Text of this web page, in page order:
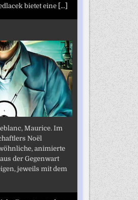
bietet eine [...]
Maurice. Im
Noël
animierte
der Gegenwart
jeweils mit dem